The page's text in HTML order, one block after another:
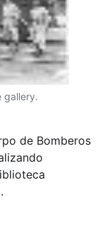
gallery.
de Bomberos